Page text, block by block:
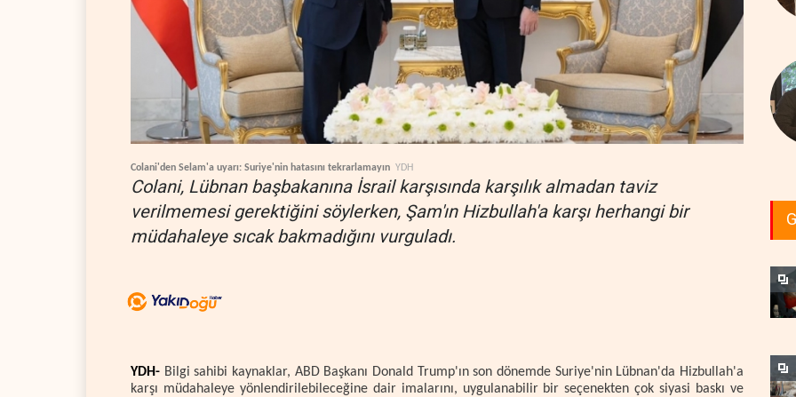
Colani'den Selam'a uyarı: Suriye'nin hatasını tekrarlamayın YDH
Colani, Lübnan başbakanına İsrail karşısında karşılık almadan taviz
verilmemesi gerektiğini söylerken, Şam'ın Hizbullah'a karşı herhangi bir
müdahaleye sıcak bakmadığını vurguladı.
YDH- Bilgi sahibi kaynaklar, ABD Başkanı Donald Trump'ın son dönemde Suriye'nin Lübnan'da Hizbullah'a
karşı müdahaleye yönlendirilebileceğine dair imalarını, uygulanabilir bir seçenekten çok siyasi baskı ve